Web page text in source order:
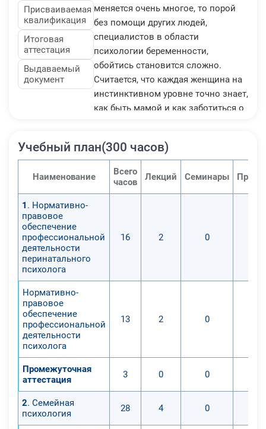
Присваиваемая
квалификация
Итоговая
аттестация
Выдаваемый
документ
меняется очень многое, то порой
без помощи других людей,
специалистов в области
психологии беременности,
обойтись становится сложно.
Считается, что каждая женщина на
инстинктивном уровне точно знает,
как быть мамой и как заботиться о
с радостью, без доли сомнения. На
мам наряду с радостью
испытывают страх и
это большая ответственность,
И чтобы это «после» было по-
некоторых случаях планирование
перинатального психолога. Курс
обучения подготовит вас к работе в
качестве педагога дисциплины
Учебный план(300 часов)
Наименование
Всего
часов
Лекций Семинары
1 . Нормативно-
правовое
обеспечение
профессиональной
деятельности
перинатального
психолога
16 2 0
Нормативно-
правовое
обеспечение
профессиональной
деятельности
психолога
13 2 0
Промежуточная
аттестация
3 0 0
2. Семейная
психология
28 4 0